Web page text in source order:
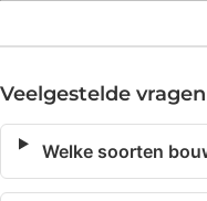
Veelgestelde vragen
Welke soorten